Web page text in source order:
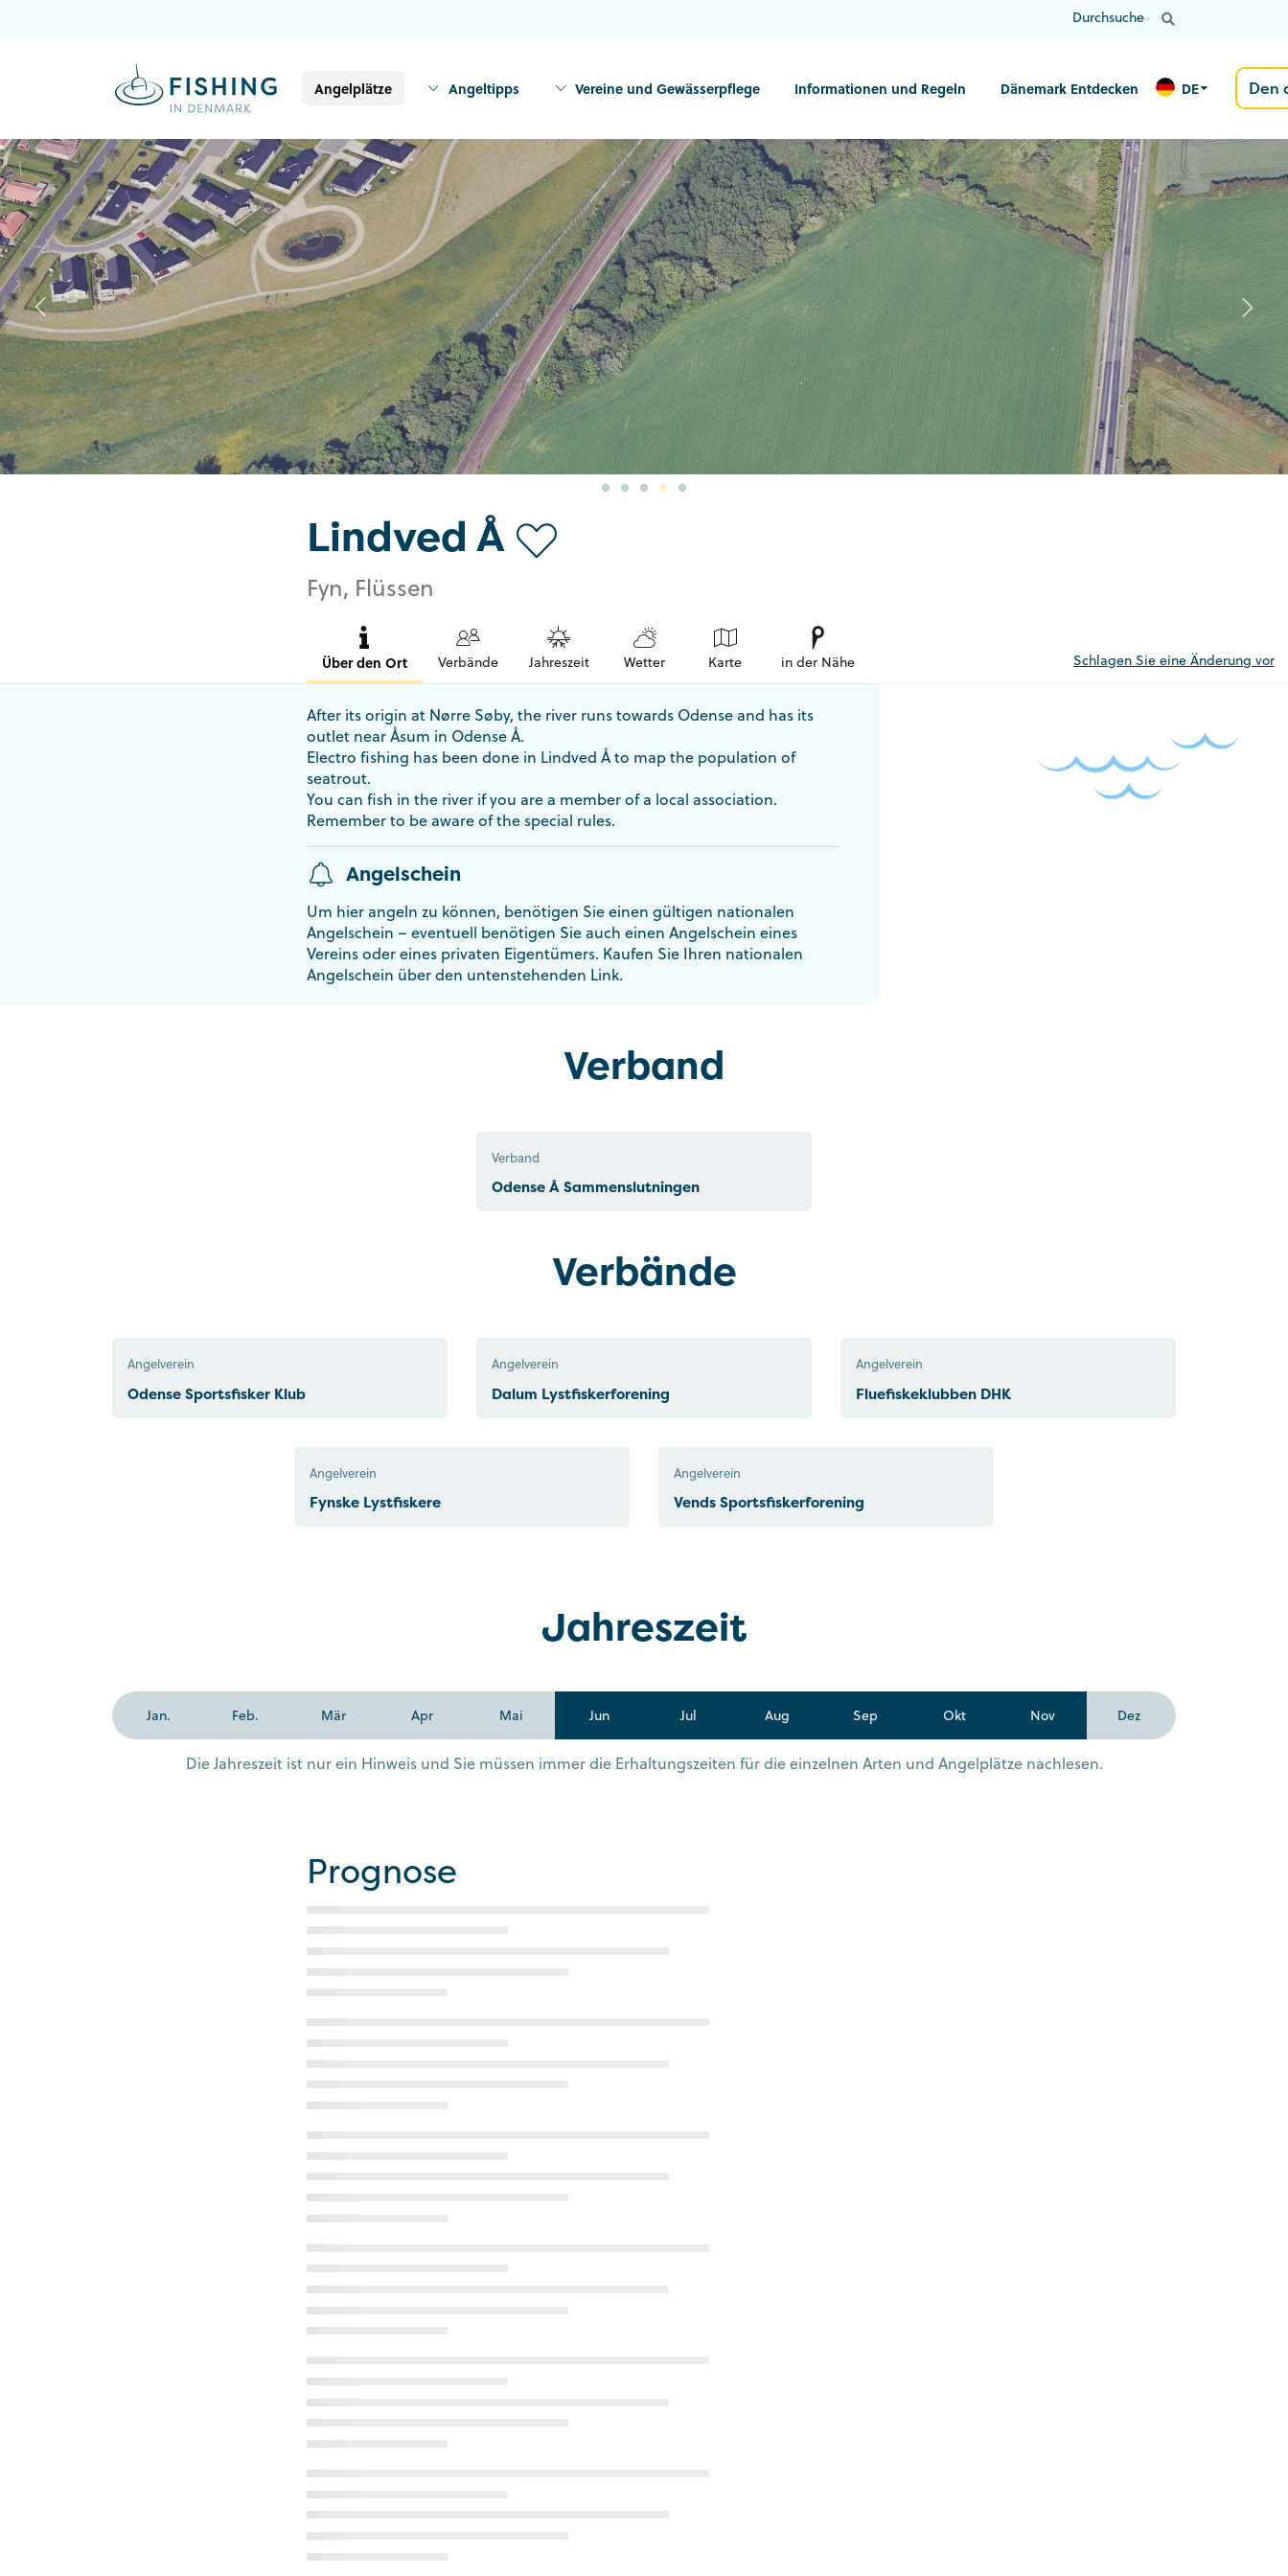
Angelplätze Angeltipps Vereine und Gewässerpflege Informationen und Regeln Dänemark Entdecken DE Den
Previous
Lindved Å
Fyn, Flüssen
Über den Ort Verbände Jahreszeit Wetter Karte in der Nähe Schlagen Sie eine Änderung vor
After its origin at Nørre Søby, the river runs towards Odense and has its
outlet near Åsum in Odense Å.
Electro fishing has been done in Lindved Å to map the population of
seatrout.
You can fish in the river if you are a member of a local association.
Remember to be aware of the special rules.
Angelschein
Um hier angeln zu können, benötigen Sie einen gültigen nationalen
Angelschein – eventuell benötigen Sie auch einen Angelschein eines
Vereins oder eines privaten Eigentümers. Kaufen Sie Ihren nationalen
Angelschein über den untenstehenden Link.
Verband
Verband
Odense Å Sammenslutningen
Verbände
Angelverein
Odense Sportsfisker Klub
Angelverein
Dalum Lystfiskerforening
Angelverein
Fluefiskeklubben DHK
Angelverein
Fynske Lystfiskere
Angelverein
Vends Sportsfiskerforening
Jahreszeit
Jan. Feb. Mär Apr Mai Jun Jul Aug Sep Okt Nov Dez
Die Jahreszeit ist nur ein Hinweis und Sie müssen immer die Erhaltungszeiten für die einzelnen Arten und Angelplätze nachlesen.
Prognose